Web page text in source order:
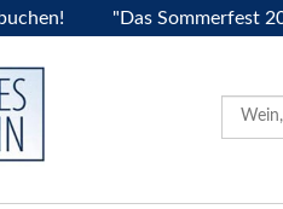
"Das Sommerfest 2026"